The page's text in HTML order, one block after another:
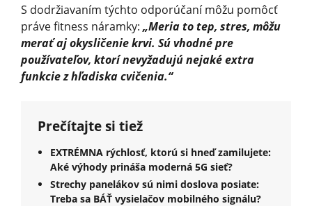
S dodržiavaním týchto odporúčaní môžu pomôcť
práve fitness náramky: „Meria to tep, stres, môžu
merať aj okysličenie krvi. Sú vhodné pre
používateľov, ktorí nevyžadujú nejaké extra
funkcie z hľadiska cvičenia.“
Prečítajte si tiež
EXTRÉMNA rýchlosť, ktorú si hneď zamilujete:
Aké výhody prináša moderná 5G sieť?
Strechy panelákov sú nimi doslova posiate:
Treba sa BÁŤ vysielačov mobilného signálu?